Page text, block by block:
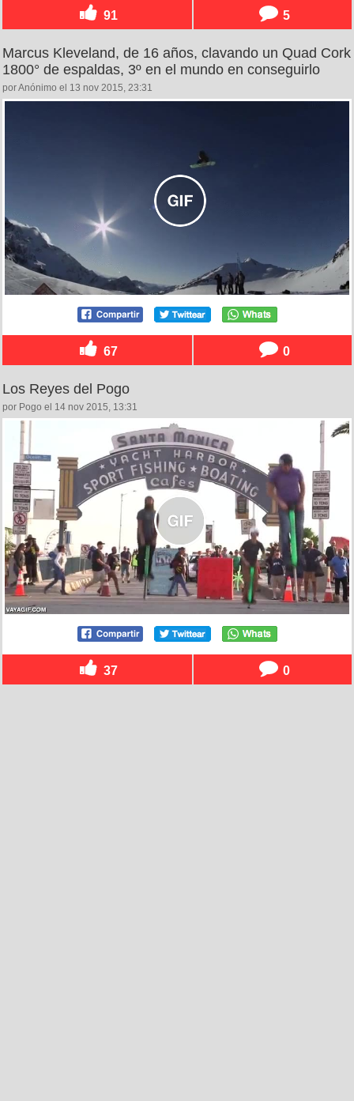
91 5
Marcus Kleveland, de 16 años, clavando un Quad Cork
1800° de espaldas, 3º en el mundo en conseguirlo
por Anónimo el 13 nov 2015, 23:31
67 0
Los Reyes del Pogo
por Pogo el 14 nov 2015, 13:31
37 0